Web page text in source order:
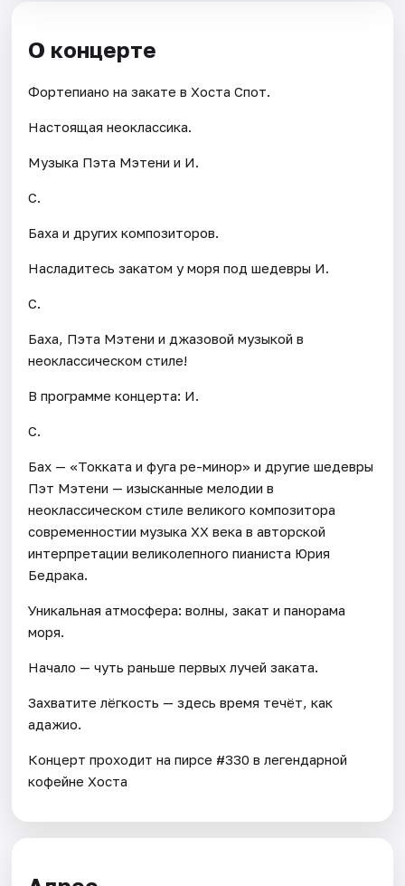
О концерте
Фортепиано на закате в Хоста Спот.
Настоящая неоклассика.
Музыка Пэта Мэтени и И.
С.
Баха и других композиторов.
Насладитесь закатом у моря под шедевры И.
С.
Баха, Пэта Мэтени и джазовой музыкой в
неоклассическом стиле!
В программе концерта: И.
С.
Бах — «Токката и фуга ре-минор» и другие шедевры
Пэт Мэтени — изысканные мелодии в
неоклассическом стиле великого композитора
современностии музыка XX века в авторской
интерпретации великолепного пианиста Юрия
Бедрака.
Уникальная атмосфера: волны, закат и панорама
моря.
Начало — чуть раньше первых лучей заката.
Захватите лёгкость — здесь время течёт, как
адажио.
Концерт проходит на пирсе #330 в легендарной
кофейне Хоста